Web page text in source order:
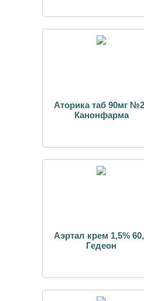
Аторика таб 90мг
Канонфарма
Аэртал крем 1,5%
Гедеон